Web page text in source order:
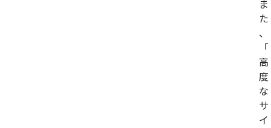
ま
た
、
「
高
度
な
サ
イ